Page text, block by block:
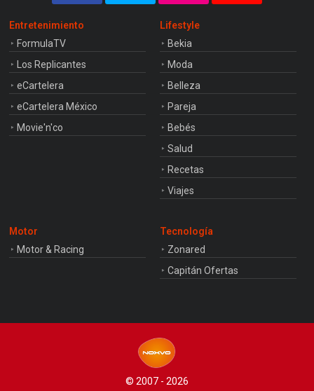
Entretenimiento
FormulaTV
Los Replicantes
eCartelera
eCartelera México
Movie'n'co
Lifestyle
Bekia
Moda
Belleza
Pareja
Bebés
Salud
Recetas
Viajes
Motor
Motor & Racing
Tecnología
Zonared
Capitán Ofertas
© 2007 - 2026